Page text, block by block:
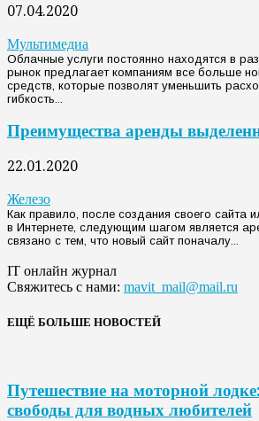
07.04.2020
Мультимедиа
Облачные услуги постоянно находятся в
рынок предлагает компаниям все больше
средств, которые позволят уменьшить
гибкость...
Преимущества аренды
22.01.2020
Железо
Как правило, после создания своего сайта
в Интернете, следующим шагом является
связано с тем, что новый сайт поначалу...
IT онлайн журнал
Свяжитесь с нами: mavit_mail@mail.ru
ЕЩЁ БОЛЬШЕ НОВОСТЕЙ
Путешествие на моторной
свободы для водных любителей